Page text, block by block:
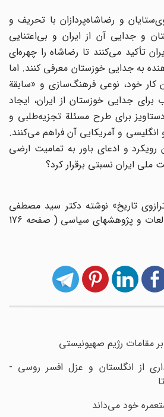
و رضاشاه‌پردازان با تحریف و
و جدایی آن از ایران و بی‌اعتنایی
تأکید می‌کنند تا رضاشاه را چهره‌ای
به جدایی خوزستان معرفی کنند. اما
کار خود، نوعی فرهنگ‌سازی و «سابقة
جدایی خوزستان از ایران، ایجاد
برای طرح مسئلة تجزیه‌طلبی و
و آمریکایی آن فراهم می‌کنند.
و ادعای باور به تمامیت ارضی
ایران نسبتی برقرار کرد؟
تاریخ» نوشته دکتر سید مصطفی
تقوی مقدم، مؤسسه مطالعات و پژوهشهای سیاسی ( صفحه 176
رژیم صهیونیستی
از انگلستان و عزل افسر روسی -
خود می‌داند